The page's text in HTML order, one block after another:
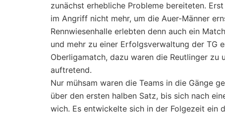
zunächst erhebliche Probleme bereiteten.
im Angriff nicht mehr, um die Auer-Männer
Rennwiesenhalle erlebten denn auch ein
und mehr zu einer Erfolgsverwaltung der TG
Oberligamatch, dazu waren die Reutlinger zu
auftretend.
Nur mühsam waren die Teams in die Gänge
über den ersten halben Satz, bis sich nach
wich. Es entwickelte sich in der Folgezeit ein